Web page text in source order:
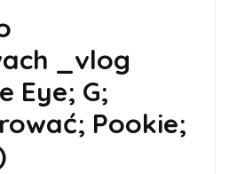
_vlog
Eye; G;
Pookie;